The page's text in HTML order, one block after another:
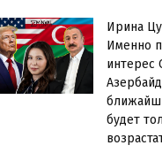
Ирина
Именно
интерес
будет